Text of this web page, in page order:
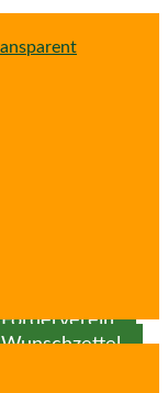
Förderverein
Wunschzettel